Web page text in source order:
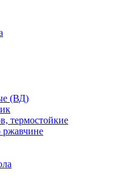
(ВД)
термостойкие
ржавчине